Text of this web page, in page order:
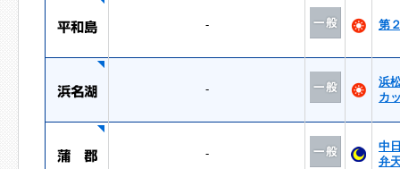
- 第
-
浜
カ
-
中
弁